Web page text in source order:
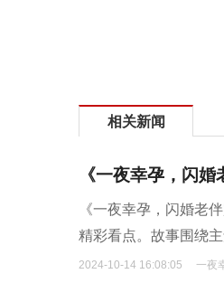
相关新闻
《一夜幸孕，闪
《一夜幸孕，闪婚老
精彩看点。故事围绕
2024-10-14 16:08:05 一夜